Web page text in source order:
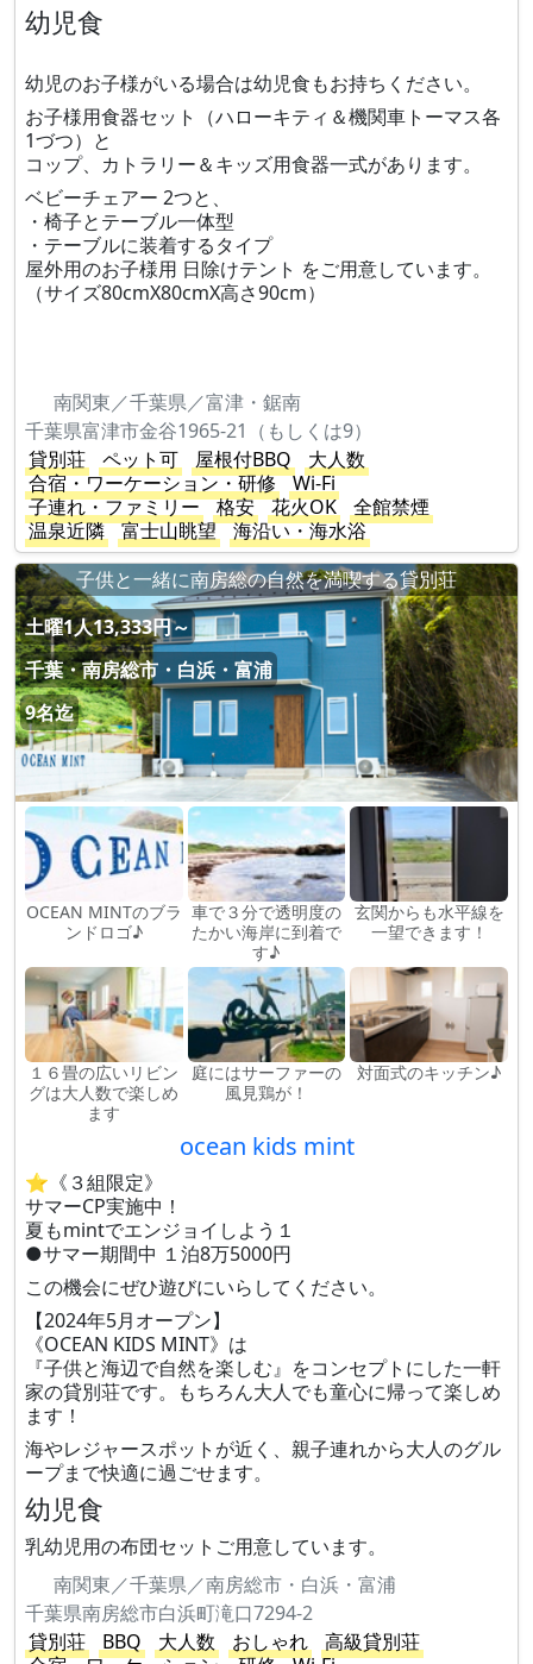
幼児食
幼児のお子様がいる場合は幼児食もお持ちください。
お子様用食器セット（ハローキティ＆機関車トーマス各
1づつ）と
コップ、カトラリー＆キッズ用食器一式があります。
ベビーチェアー 2つと、
・椅子とテーブル一体型
・テーブルに装着するタイプ
屋外用のお子様用 日除けテント をご用意しています。
（サイズ80cmX80cmX高さ90cm）
南関東／千葉県／富津・鋸南
千葉県富津市金谷1965-21（もしくは9）
貸別荘
ペット可 屋根付BBQ
大人数
合宿・ワーケーション・研修
Wi-Fi
子連れ・ファミリー
格安 花火OK
全館禁煙
温泉近隣
富士山眺望
海沿い・海水浴
子供と一緒に南房総の自然を満喫する貸別荘
土曜1人13,333円～
千葉・南房総市・白浜・富浦
9名迄
OCEAN MINTのブラ
ンドロゴ♪
車で３分で透明度の
たかい海岸に到着で
す♪
玄関からも水平線を
一望できます！
１６畳の広いリビン
グは大人数で楽しめ
ます
庭にはサーファーの
風見鶏が！
対面式のキッチン♪
ocean kids mint
⭐️《３組限定》
サマーCP実施中！
夏もmintでエンジョイしよう１
●サマー期間中 １泊8万5000円
この機会にぜひ遊びにいらしてください。
【2024年5月オープン】
《OCEAN KIDS MINT》は
『子供と海辺で自然を楽しむ』をコンセプトにした一軒
家の貸別荘です。もちろん大人でも童心に帰って楽しめ
ます！
海やレジャースポットが近く、親子連れから大人のグル
ープまで快適に過ごせます。
幼児食
乳幼児用の布団セットご用意しています。
南関東／千葉県／南房総市・白浜・富浦
千葉県南房総市白浜町滝口7294-2
貸別荘
BBQ 大人数 おしゃれ
高級貸別荘